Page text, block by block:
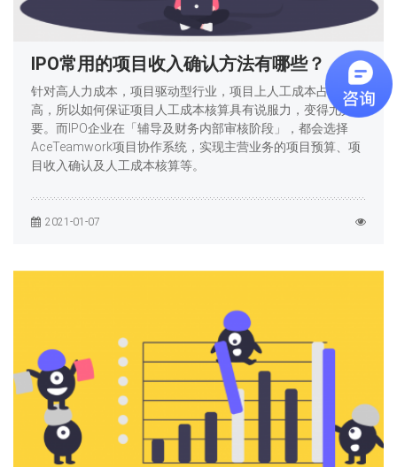
IPO常用的项目收入确认方法有哪些？
针对高人力成本，项目驱动型行业，项目上人工成本占比很
高，所以如何保证项目人工成本核算具有说服力，变得尤其重
要。而IPO企业在「辅导及财务内部审核阶段」，都会选择
AceTeamwork项目协作系统，实现主营业务的项目预算、项
目收入确认及人工成本核算等。
2021-01-07